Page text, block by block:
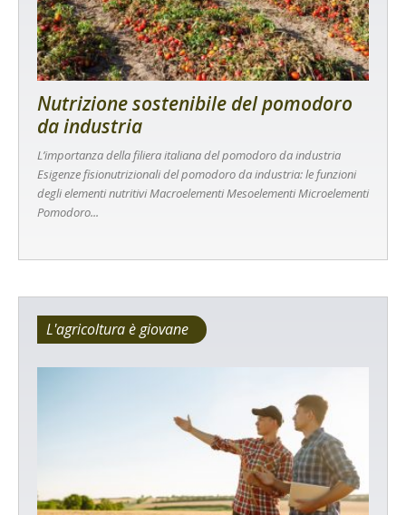
Nutrizione sostenibile del pomodoro
da industria
L’importanza della filiera italiana del pomodoro da industria
Esigenze fisionutrizionali del pomodoro da industria: le funzioni
degli elementi nutritivi Macroelementi Mesoelementi Microelementi
Pomodoro...
L'agricoltura è giovane